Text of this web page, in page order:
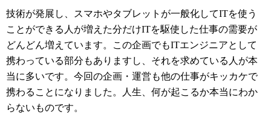
技術が発展し、スマホやタブレットが一般化してITを使う
ことができる人が増えた分だけITを駆使した仕事の需要が
どんどん増えています。この企画でもITエンジニアとして
携わっている部分もありますし、それを求めている人が本
当に多いです。今回の企画・運営も他の仕事がキッカケで
携わることになりました。人生、何が起こるか本当にわか
らないものです。